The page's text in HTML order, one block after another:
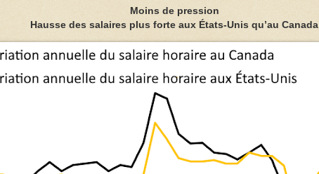
Moins de pression
Hausse des salaires plus forte aux États-Unis qu’au Canada